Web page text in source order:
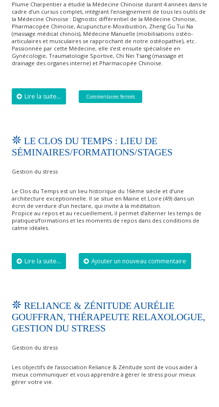
Plume Charpentier a étudié la Médecine Chinoise durant 4 années dans le
cadre d’un cursus complet, intégrant l’enseignement de tous les outils de
la Médecine Chinoise : Dignostic différentiel de la Médecine Chinoise,
Pharmacopée Chinoise, Acupuncture-Moxibustion, Zheng Gu Tui Na
(massage médical chinois), Médecine Manuelle (mobilisations ostéo-
articulaires et musculaires se rapprochant de notre ostéopathie), etc..
Passionnée par cette Médecine, elle s’est ensuite spécialisée en
Gynécologie, Traumatologie Sportive, Chi Nei Tsang (massage et
drainage des organes interne) et Pharmacopée Chinoise.
Lire la suite... Commentaires fermés
LE CLOS DU TEMPS : LIEU DE
SÉMINAIRES/FORMATIONS/STAGES
Gestion du stress
Le Clos du Temps est un lieu historique du 16ème siècle et d’une
architecture exceptionnelle. Il se situe en Maine et Loire (49) dans un
écrin de verdure d’un hectare, qui invite à la méditation.
Propice au repos et au recueillement, il permet d’alterner les temps de
pratiques/formations et les moments de repos dans des conditions de
calme idéales.
Lire la suite... Ajouter un nouveau commentaire
RELIANCE & ZÉNITUDE AURÉLIE
GOUFFRAN, THÉRAPEUTE RELAXOLOGUE,
GESTION DU STRESS
Gestion du stress
Les objectifs de l’association Reliance & Zénitude sont de vous aider à
mieux communiquer et vous apprendre à gérer le stress pour mieux
gérer votre vie.